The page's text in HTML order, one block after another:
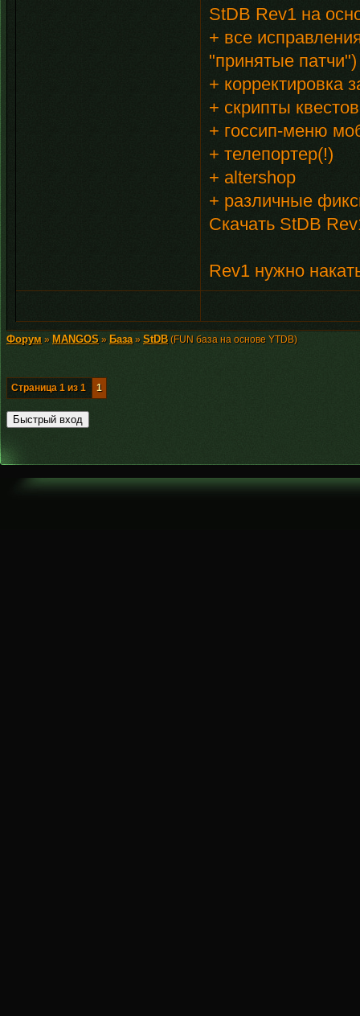
StDB Rev1 на
+ все
"принятые патчи")
+ корректировка
+ скрипты квестов
+ госсип-меню
+ телепортер(!)
+ altershop
+ различные
Скачать StDB
Rev1 нужно
Форум » MANGOS » База» StDB (FUN база на основе YTDB)
Страница 1 из 1 1